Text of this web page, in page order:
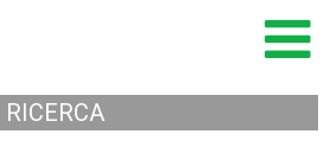
RICERCA